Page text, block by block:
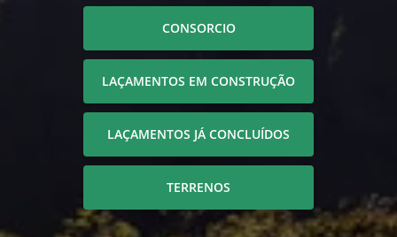
CONSORCIO
LAÇAMENTOS EM CONSTRUÇÃO
LAÇAMENTOS JÁ CONCLUÍDOS
TERRENOS